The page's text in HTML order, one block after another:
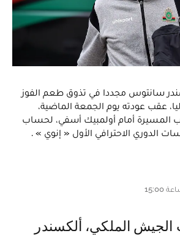
سانتوس مجددا في تذوق طعم الفوز
عقب عودته يوم الجمعة الماضية،
المسيرة أمام أولمبيك أسفي، لحساب